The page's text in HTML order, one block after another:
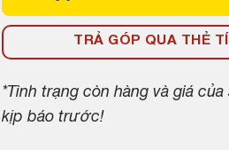
TRẢ GÓP QUA THẺ
*Tình trạng còn hàng và giá
kịp báo trước!